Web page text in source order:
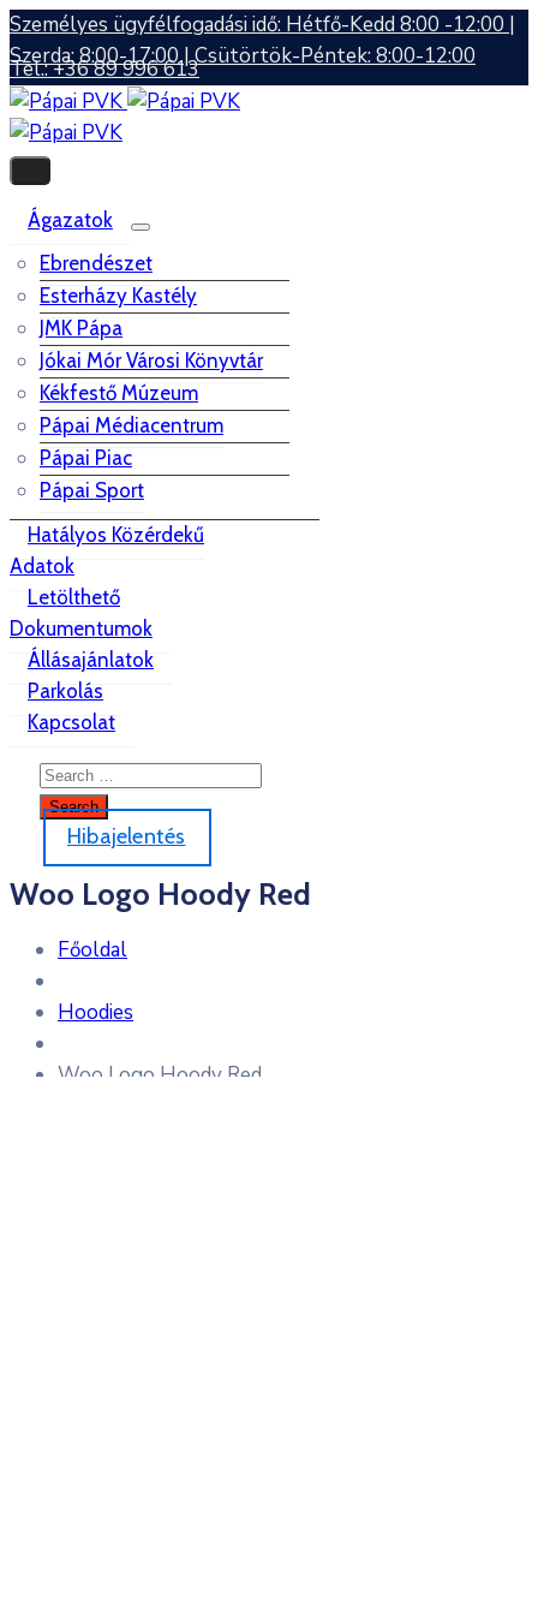
Személyes ügyfélfogadási idő: Hétfő-Kedd 8:00 -12:00 |
Szerda: 8:00-17:00 | Csütörtök-Péntek: 8:00-12:00
Tel.: +36 89 996 613
Ágazatok
Ebrendészet
Esterházy Kastély
JMK Pápa
Jókai Mór Városi Könyvtár
Kékfestő Múzeum
Pápai Médiacentrum
Pápai Piac
Pápai Sport
Hatályos Közérdekű
Adatok
Letölthető
Dokumentumok
Állásajánlatok
Parkolás
Kapcsolat
Hibajelentés
Woo Logo Hoody Red
Főoldal
Hoodies
Woo Logo Hoody Red